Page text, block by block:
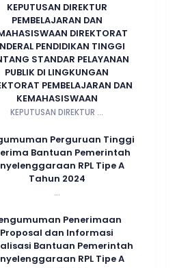
KEPUTUSAN DIREKTUR
PEMBELAJARAN DAN
DIREKTORAT
PENDIDIKAN TINGGI
STANDAR PELAYANAN
PUBLIK DI LINGKUNGAN
PEMBELAJARAN DAN
KEMAHASISWAAN
KEPUTUSAN DIREKTUR ...
Perguruan Tinggi
Bantuan Pemerintah
RPL Tipe A
Tahun 2024
...
Penerimaan
Proposal dan Informasi
Bantuan Pemerintah
RPL Tipe A